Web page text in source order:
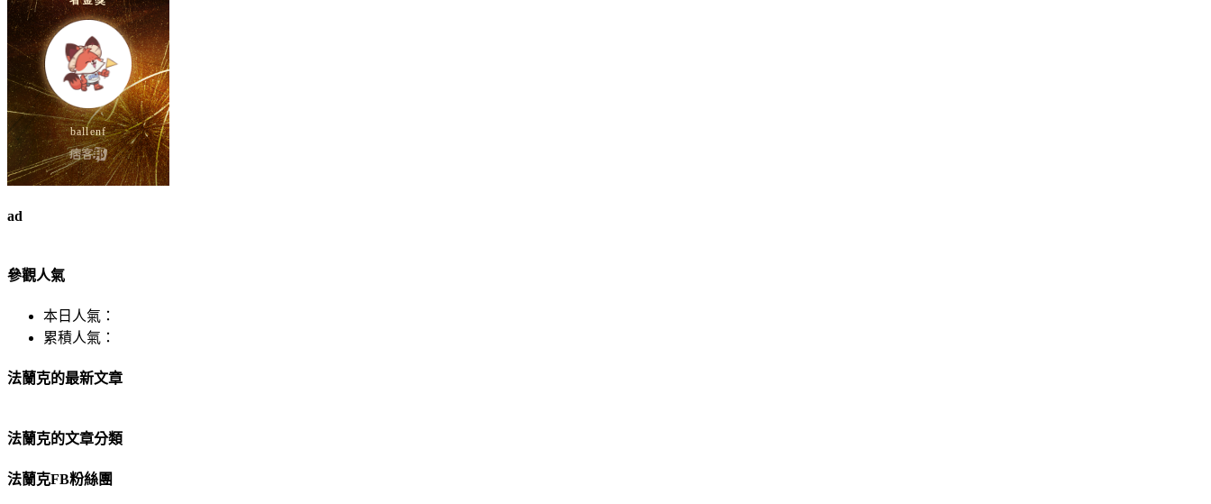
ad
參觀人氣
本日人氣：
累積人氣：
法蘭克的最新文章
法蘭克的文章分類
法蘭克FB粉絲團